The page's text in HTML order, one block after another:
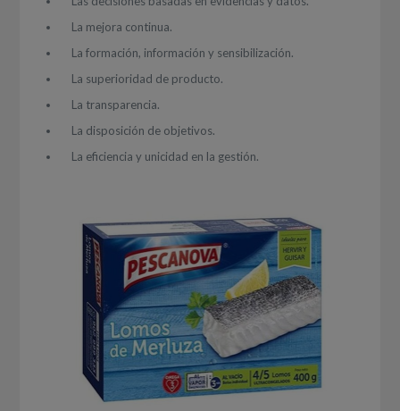
La mejora continua.
La formación, información y sensibilización.
La superioridad de producto.
La transparencia.
La disposición de objetivos.
La eficiencia y unicidad en la gestión.